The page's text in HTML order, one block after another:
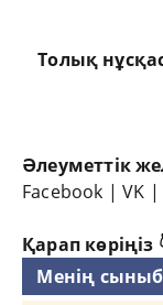
Толық
Әлеуметтік
Facebook |VK
Қарап көріңіз
Менің